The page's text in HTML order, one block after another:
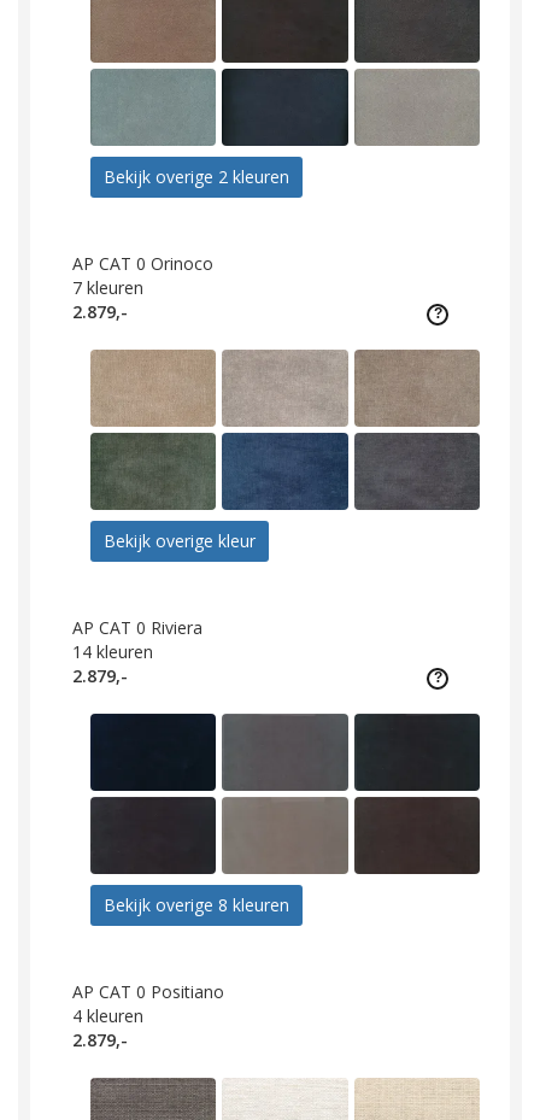
Bekijk overige 2 kleuren
AP CAT 0 Orinoco
7 kleuren
2.879,-
Bekijk overige kleur
AP CAT 0 Riviera
14 kleuren
2.879,-
Bekijk overige 8 kleuren
AP CAT 0 Positiano
4 kleuren
2.879,-